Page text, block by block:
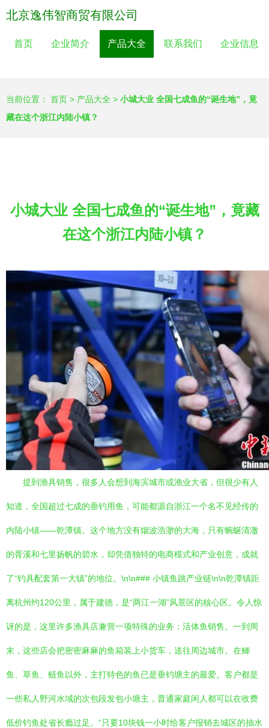
北京逸伟智商贸有限公司
首页 企业简介 产品大全 联系我们 企业信息
当前位置： 首页 > 产品大全 > 小城大业 全国七成鱼的“诞生地”，竟
藏在这个浙江内陆小镇？
小城大业 全国七成鱼的“诞生地”，竟藏
在这个浙江内陆小镇？
提到渔具销售，很多人会想到海滨城市或渔业大省，但很少有人
知道，全国超过七成的垂钓用鱼，可能都源自浙江一个名不见经传的
内陆小镇——乾潭镇。这个地方没有烟波浩渺的大海，只有蜿蜒清澈
的胥溪和七里扬帆的碧水，却凭借独特的电商模式和产业创意，成就
了“钓具配套第一大镇”的地位。\n\n### 小镇鱼跳产业链\n\n乾潭镇距
离杭州约120公里，属于建德，是“两江一湖”风景区的核心区。令人惊
讶的是，这里许多渔具店兼营一项特殊的业务：活体鱼销售。一到周
末，这些店会把密密麻麻的鱼箱装上小货车，送往周边城市。在鲫
鱼、草鱼、鲢鱼以外，主打特色的鱼已是垂钓塘主的最爱。客户都是
一些私人野河水域的次包段发包小塘主，普通家庭闲人都可以在收费
低价钓鱼处省长瘾过足。“只要10块钱一小时给客户报销去城区的抽水